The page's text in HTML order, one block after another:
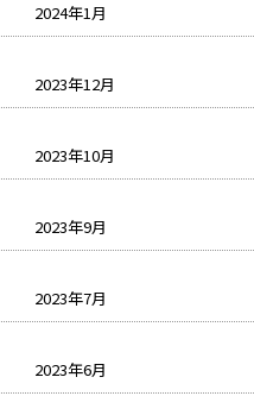
2024年1月
2023年12月
2023年10月
2023年9月
2023年7月
2023年6月